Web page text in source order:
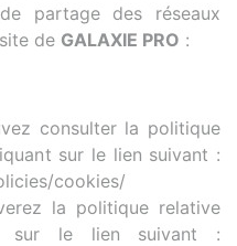
partage des réseaux
de GALAXIE PRO :
consulter la politique
sur le lien suivant :
cookies/
la politique relative
sur le lien suivant :